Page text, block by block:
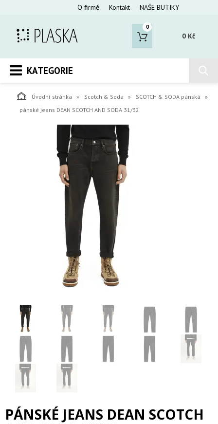
O firmě Kontakt NAŠE BUTIKY
0
0 Kč
KATEGORIE
Úvodní stránka Scotch & Soda
SCOTCH & SODA pánská
pánské jeans DEAN SCOTCH AND SODA 31/32
PÁNSKÉ JEANS DEAN SCOTCH